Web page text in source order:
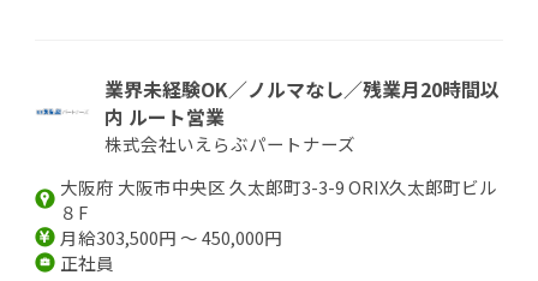
業界未経験OK／ノルマなし／残業月20時間以
内 ルート営業
株式会社いえらぶパートナーズ
大阪府 大阪市中央区 久太郎町3-3-9 ORIX久太郎町ビル
８F
月給303,500円 ～ 450,000円
正社員